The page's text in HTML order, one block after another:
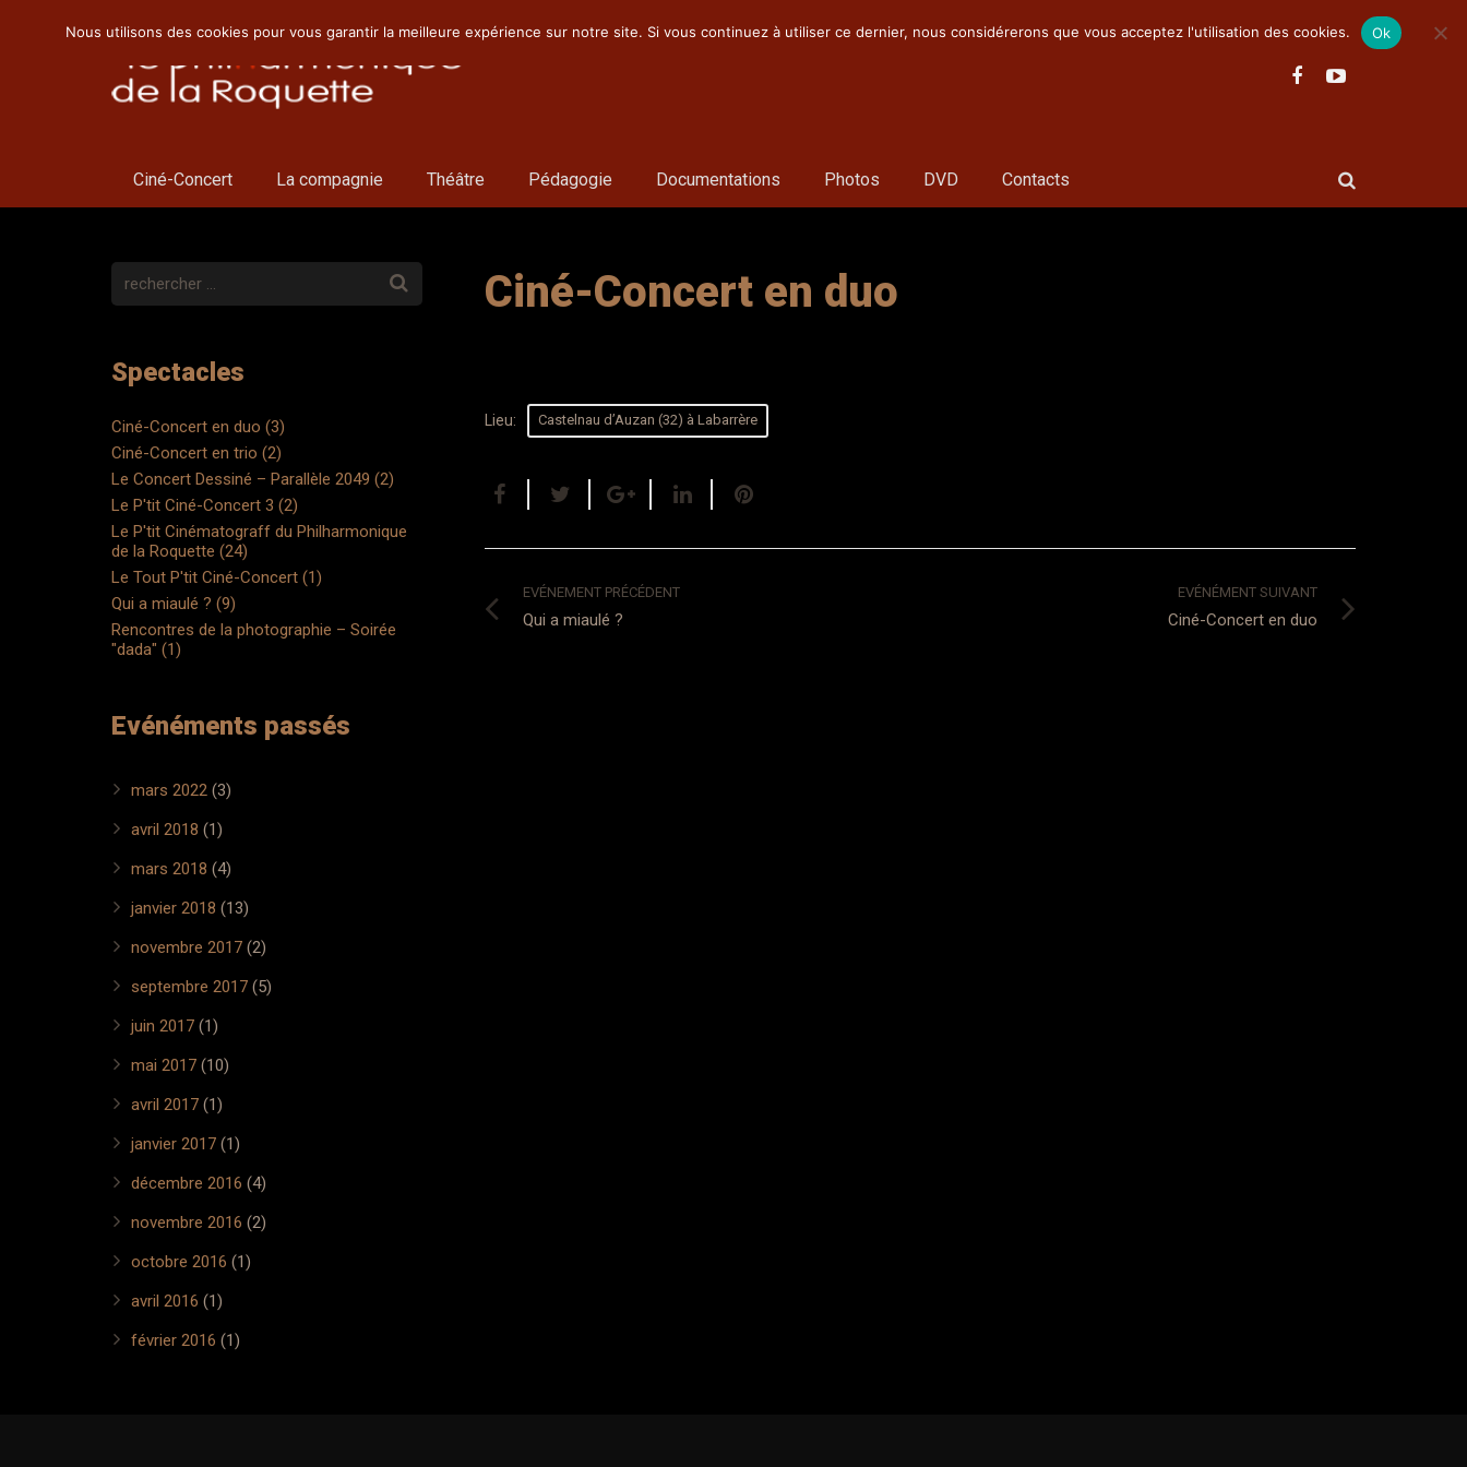
Ciné-Concert La compagnie Théâtre Pédagogie Documentations Photos DVD Contacts
Ciné-Concert en duo
Lieu: Castelnau d’Auzan (32) à Labarrère
EVÉNEMENT PRÉCÉDENT
Qui a miaulé ?
EVÉNÉMENT SUIVANT
Ciné-Concert en duo
Spectacles
Ciné-Concert en duo (3)
Ciné-Concert en trio (2)
Le Concert Dessiné – Parallèle 2049 (2)
Le P'tit Ciné-Concert 3 (2)
Le P'tit Cinématograff du Philharmonique
de la Roquette (24)
Le Tout P'tit Ciné-Concert (1)
Qui a miaulé ? (9)
Rencontres de la photographie – Soirée
"dada" (1)
Evénéments passés
mars 2022 (3)
avril 2018 (1)
mars 2018 (4)
janvier 2018 (13)
novembre 2017 (2)
septembre 2017 (5)
juin 2017 (1)
mai 2017 (10)
avril 2017 (1)
janvier 2017 (1)
décembre 2016 (4)
novembre 2016 (2)
octobre 2016 (1)
avril 2016 (1)
février 2016 (1)
Nous utilisons des cookies pour vous garantir la meilleure expérience sur notre site. Si vous continuez à utiliser ce dernier, nous considérerons que vous acceptez l'utilisation des cookies. Ok